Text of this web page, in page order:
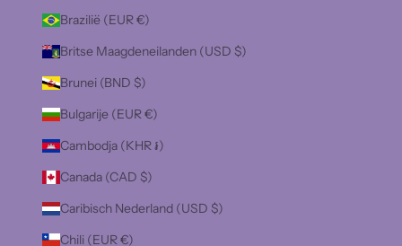
Brazilië (EUR €)
Britse Maagdeneilanden (USD $)
Brunei (BND $)
Bulgarije (EUR €)
Cambodja (KHR ៛)
Canada (CAD $)
Caribisch Nederland (USD $)
Chili (EUR €)